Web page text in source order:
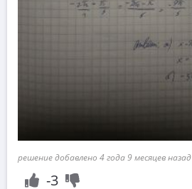
решение добавлено 4 года 9 месяцев назад
-3